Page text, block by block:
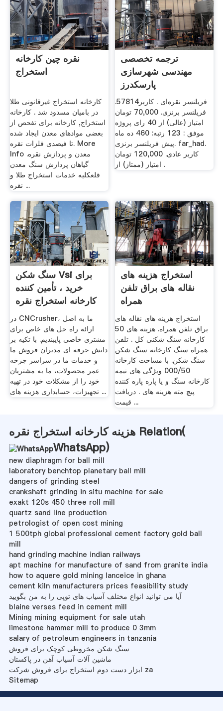
نقره چین کارخانه
استخراج
کارخانه استخراج غیرقانونی طلا
در بامیان مسدود شد . کارخانه
استخراج, کارخانه برای تفحص از
بعضی موادهای معدن ايجاد شده
تا فيصدی فلزات نقره. More
Info معدن و پردازش نقره.
گیاهان پردازش سنگ معدن
قلعکلیه خدمات استخراج طلا و
نقره ...
ترجمه تخصصی
مهندسی شهرسازی
پارسکدرز
فریلنسر نقره‌ای . کاربر57814.
فریلنسر برنزی. 70,000 تومان
امتیاز (عالی) از 40 رای پروژه
موفق : 123 رتبه: 460 ده ماه
پیش فریلنسر برنزی. far_had.
کاربر عادی. 120,000 تومان
امتیاز (ممتاز) از .
سنگ شکن Vsi برای
خرید ، تأمین کننده
کارخانه استخراج نقره
در CNCrusher، ما به اصل
ارائه راه حل های خاص برای
مشتری خاصی پایبندیم. با تکیه بر
دانش حرفه ای مدیران فروش ما
و خدمات ما در سراسر چرخه
عمر محصولات، ما به مشتریان
خود را از مشکلات خود در تهیه
تجهیزات، حسابداری هزینه های ...
استخراج هزینه های
نقاله های براق تلفن
همراه
استخراج هزینه های نقاله های
براق تلفن همراه. هزینه های 50
کارخانه سنگ شکنی کل . تلفن
همراه سنگ کارخانه سنگ شکن
سنگ شکن. با مساحت کارخانه
000/50 ویژگی های نیمه
کارخانه سنگ و یا پاره پاره کننده
پیچ مته هزینه های . دریافت
قیمت ...
هزینه کارخانه استخراج نقره Relation(
WhatsApp)
new diaphragm for ball mill
laboratory benchtop planetary ball mill
dangers of grinding steel
crankshaft grinding in situ machine for sale
exakt 120s 450 three roll mill
quartz sand line production
petrologist of open cost mining
1 500tph global professional cement factory gold ball
mill
hand grinding machine indian railways
apt machine for manufacture of sand from granite india
how to aquere gold mining lanceice in ghana
cement kiln manufacturers prices feasibility study
آیا می توانید انواع مختلف آسیاب های توپی را به من بگویید
blaine verses feed in cement mill
Mining mining equipment for sale utah
limestone hammer mill to produce 0 3mm
salary of petroleum engineers in tanzania
سنگ شکن مخروطی کوچک برای فروش
ماشین آلات آسیاب آهن در پاکستان
ابزار دست دوم استخراج برای فروش شرکت za
Sitemap